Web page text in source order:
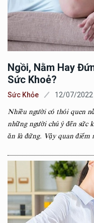
Ngồi, Nằm Hay
Sức Khoẻ?
Sức Khỏe 12/07/2022
Nhiều người có thói quen
những người chú ý đến sức
ăn là đứng. Vậy quan điểm